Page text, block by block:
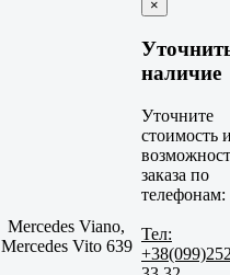
Mercedes Viano,
Mercedes Vito 639
×
наличие
Уточните
стоимость
заказа по
телефонам:
Тел: